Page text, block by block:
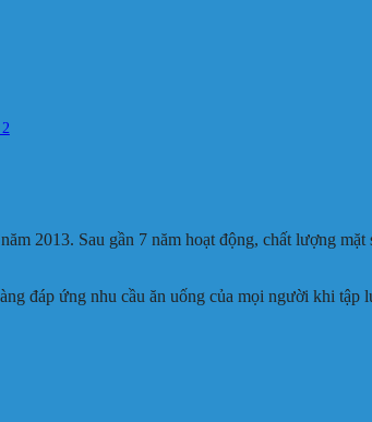
2013. Sau gần 7 năm hoạt động, chất lượng
đáp ứng nhu cầu ăn uống của mọi người khi tập